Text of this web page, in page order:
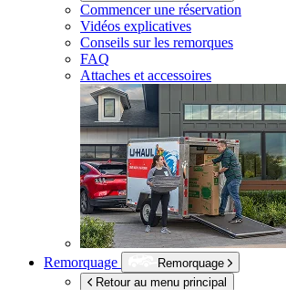
Commencer une réservation
Vidéos explicatives
Conseils sur les remorques
FAQ
Attaches et accessoires
Remorquage
Remorquage
Retour au menu principal